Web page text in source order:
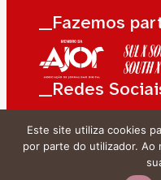
__Fazemos
__Redes
Este site utiliza cookies
por parte do utilizador. Ao